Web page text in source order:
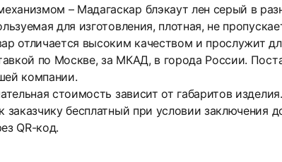
– Мадагаскар блэкаут лен серый в
для изготовления, плотная, не
отличается высоким качеством и прослужит
по Москве, за МКАД, в города России.
компании.
стоимость зависит от габаритов
бесплатный при условии заключения
QR-код.